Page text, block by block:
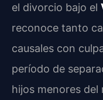
el divorcio bajo el
reconoce tanto
causales con
período de
hijos menores